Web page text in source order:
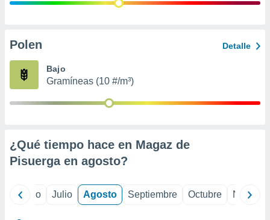
e
publicidad
Polen Detalle
Bajo
Gramíneas (10 #/m³)
¿Qué tiempo hace en Magaz de
Pisuerga en agosto?
Junio Julio Agosto Septiembre Octubre